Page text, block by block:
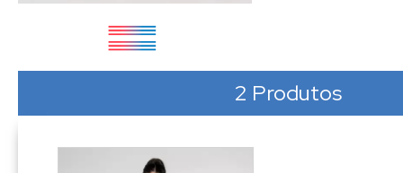
2 Produtos